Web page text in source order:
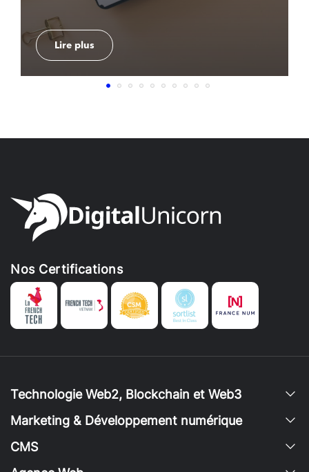
modèle et conseils
Lire plus
Nos Certifications
Technologie Web2, Blockchain et Web3
Marketing & Développement numérique
CMS